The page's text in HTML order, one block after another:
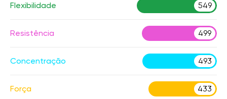
Flexibilidade 549
Resistência 499
Concentração 493
Força 433